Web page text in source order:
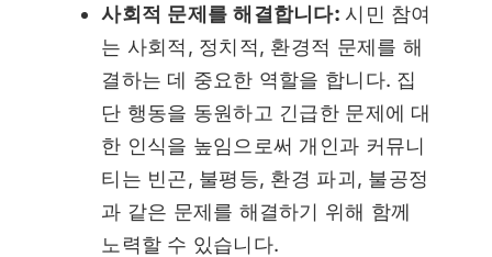
사회적 문제를 해결합니다: 시민 참여
는 사회적, 정치적, 환경적 문제를 해
결하는 데 중요한 역할을 합니다. 집
단 행동을 동원하고 긴급한 문제에 대
한 인식을 높임으로써 개인과 커뮤니
티는 빈곤, 불평등, 환경 파괴, 불공정
과 같은 문제를 해결하기 위해 함께
노력할 수 있습니다.